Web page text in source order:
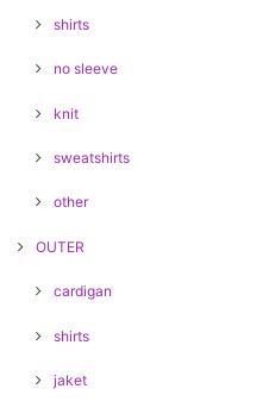
shirts
no sleeve
knit
sweatshirts
other
OUTER
cardigan
shirts
jaket